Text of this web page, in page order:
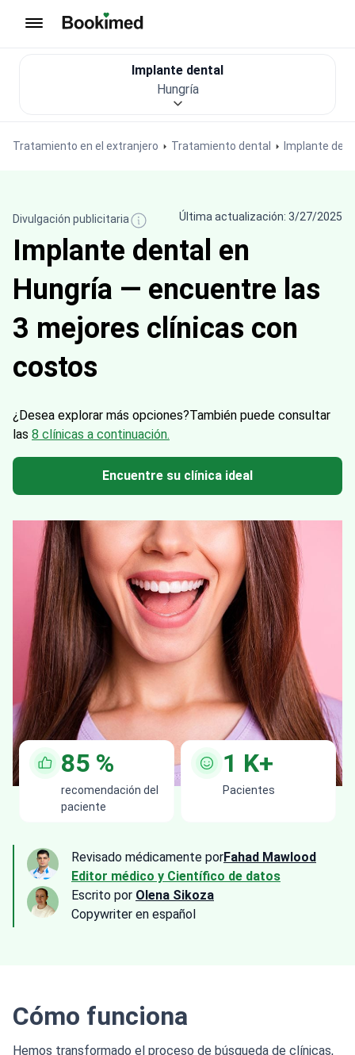
Tratamiento en el extranjero Tratamiento dental Implante
Implante dental
Hungría
Divulgación publicitaria Última actualización: 3/27/2025
Implante dental en
Hungría — encuentre las
3 mejores clínicas con
costos
¿Desea explorar más opciones?También puede consultar
las 8 clínicas a continuación.
Encuentre su clínica ideal
85 %
recomendación del
paciente
1 K+
Pacientes
Revisado médicamente porFahad Mawlood
Editor médico y Científico de datos
Escrito por Olena Sikoza
Сopywriter en español
Cómo funciona
Hemos transformado el proceso de búsqueda de clínicas,